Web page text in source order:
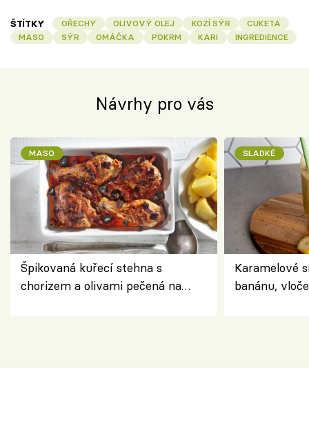
ŠTÍTKY OŘECHY OLIVOVÝ OLEJ KOZÍ SÝR
CUKETA
MASO
SÝR OMÁČKA POKRM KARI INGREDIENCE
Návrhy pro vás
MASO
Špikovaná kuřecí stehna s
chorizem a olivami pečená na
SLADKÉ
Karamelové
banánu,